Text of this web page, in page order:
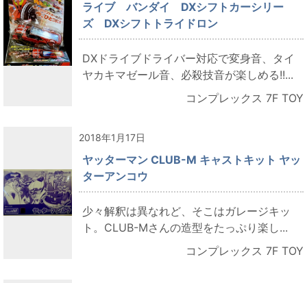
ライブ バンダイ DXシフトカーシリー
ズ DXシフトトライドロン
DXドライブドライバー対応で変身音、タイ
ヤカキマゼール音、必殺技音が楽しめる!!...
コンプレックス 7F TOY
2018年1月17日
ヤッターマン CLUB-M キャストキット ヤッ
ターアンコウ
少々解釈は異なれど、そこはガレージキッ
ト。CLUB-Mさんの造型をたっぷり楽し...
コンプレックス 7F TOY